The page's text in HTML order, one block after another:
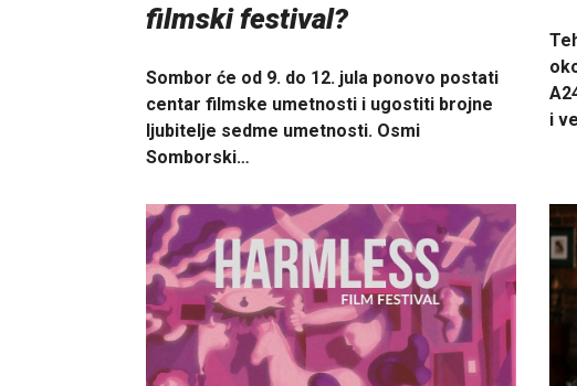
filmski festival?
Sombor će od 9. do 12. jula ponovo postati
centar filmske umetnosti i ugostiti brojne
ljubitelje sedme umetnosti. Osmi
Somborski…
i